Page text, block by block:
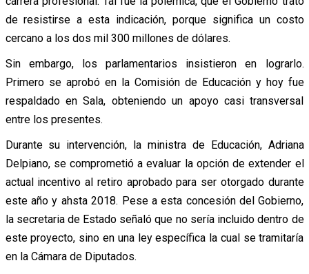
de resistirse a esta indicación, porque significa un costo
cercano a los dos mil 300 millones de dólares.
Sin embargo, los parlamentarios insistieron en lograrlo.
Primero se aprobó en la Comisión de Educación y hoy fue
respaldado en Sala, obteniendo un apoyo casi transversal
entre los presentes.
Durante su intervención, la ministra de Educación, Adriana
Delpiano, se comprometió a evaluar la opción de extender el
actual incentivo al retiro aprobado para ser otorgado durante
este año y ahsta 2018. Pese a esta concesión del Gobierno,
la secretaria de Estado señaló que no sería incluido dentro de
este proyecto, sino en una ley específica la cual se tramitaría
en la Cámara de Diputados.